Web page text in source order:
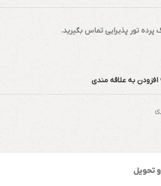
پرده تور پذیرایی تماس بگیرید.
افزودن به علاقه مندی
تحویل